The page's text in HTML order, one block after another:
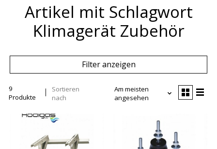
Artikel mit Schlagwort
Klimagerät Zubehör
Filter anzeigen
9
Produkte
Sortieren
nach
Am meisten
angesehen